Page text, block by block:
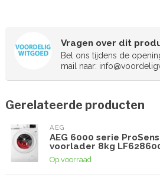
Vragen over dit
Bel ons tijdens de
mail naar:
Gerelateerde producten
AEG
AEG 6000 serie
voorlader 8kg
Op voorraad